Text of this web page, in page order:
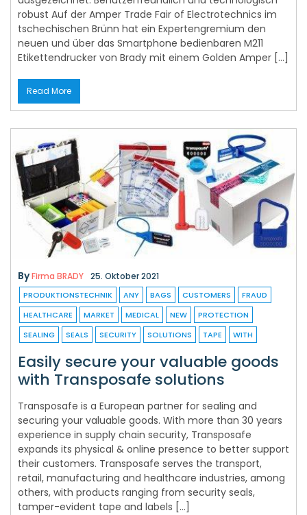
robust Auf der Amper Trade Fair of Electrotechnics im
tschechischen Brünn hat ein Expertengremium den
neuen und über das Smartphone bedienbaren M211
Etikettendrucker von Brady mit einem Golden Amper […]
Read More
ByFirma BRADY 25. Oktober 2021
PRODUKTIONSTECHNIK ANY BAGS CUSTOMERS
FRAUD
HEALTHCARE
MARKET MEDICAL NEW
PROTECTION
SEALING
SEALS SECURITY SOLUTIONS TAPE WITH
Easily secure your valuable goods
with Transposafe solutions
Transposafe is a European partner for sealing and
securing your valuable goods. With more than 30 years
experience in supply chain security, Transposafe
expands its physical & online presence to better support
their customers. Transposafe serves the transport,
retail, manufacturing and healthcare industries, among
others, with products ranging from security seals,
tamper-evident tape and labels […]